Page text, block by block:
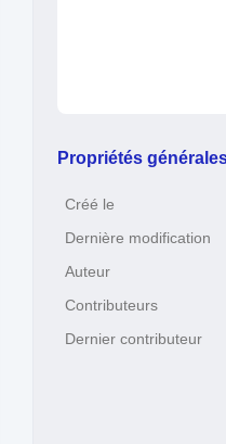
Propriétés
Créé le
Dernière modification
Auteur
Contributeurs
Dernier contributeur